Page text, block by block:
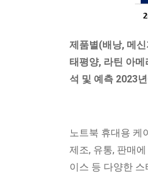
제품별(배낭, 메
태평양, 라틴 아
석 및 예측 2023
노트북 휴대용 케
제조, 유통, 판매
이스 등 다양한